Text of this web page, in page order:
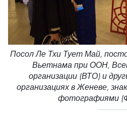
Посол Ле Тхи Тует Май,
Вьетнама при ООН,
организации (ВТО) и
организациях в Женеве,
фотографиями